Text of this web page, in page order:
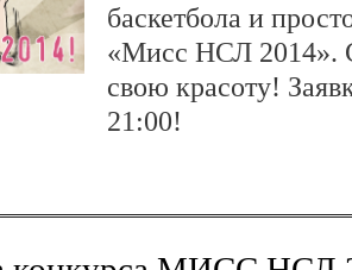
баскетбола и
«Мисс НСЛ 2014».
свою красоту!
21:00!